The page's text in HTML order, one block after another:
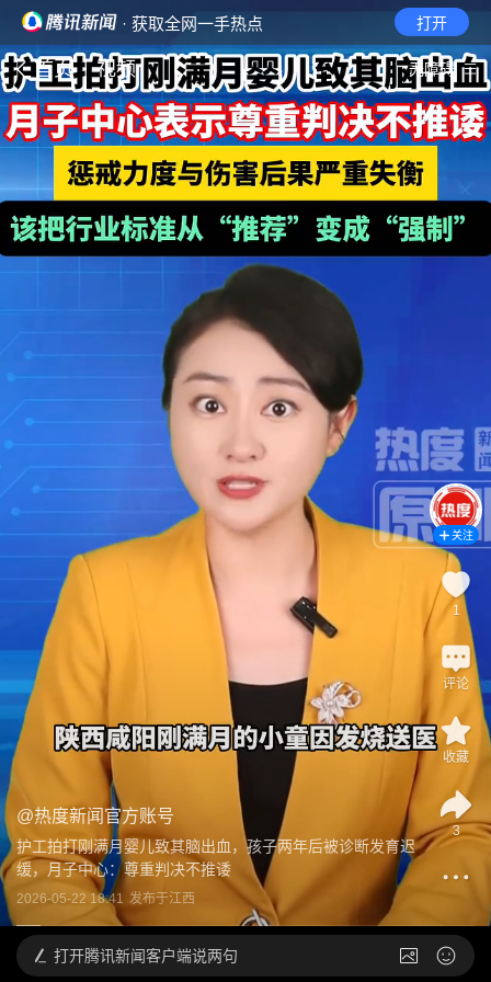
· 获取全网一手热点 打开
首页 视频 无障碍
@热度新闻官方账号
护工拍打刚满月婴儿致其脑出血，孩子两年后被诊断发育迟
缓，月子中心：尊重判决不推诿
2026-05-22 18:41 发布于江西
关注
1
评论
收藏
3
打开腾讯新闻客户端说两句